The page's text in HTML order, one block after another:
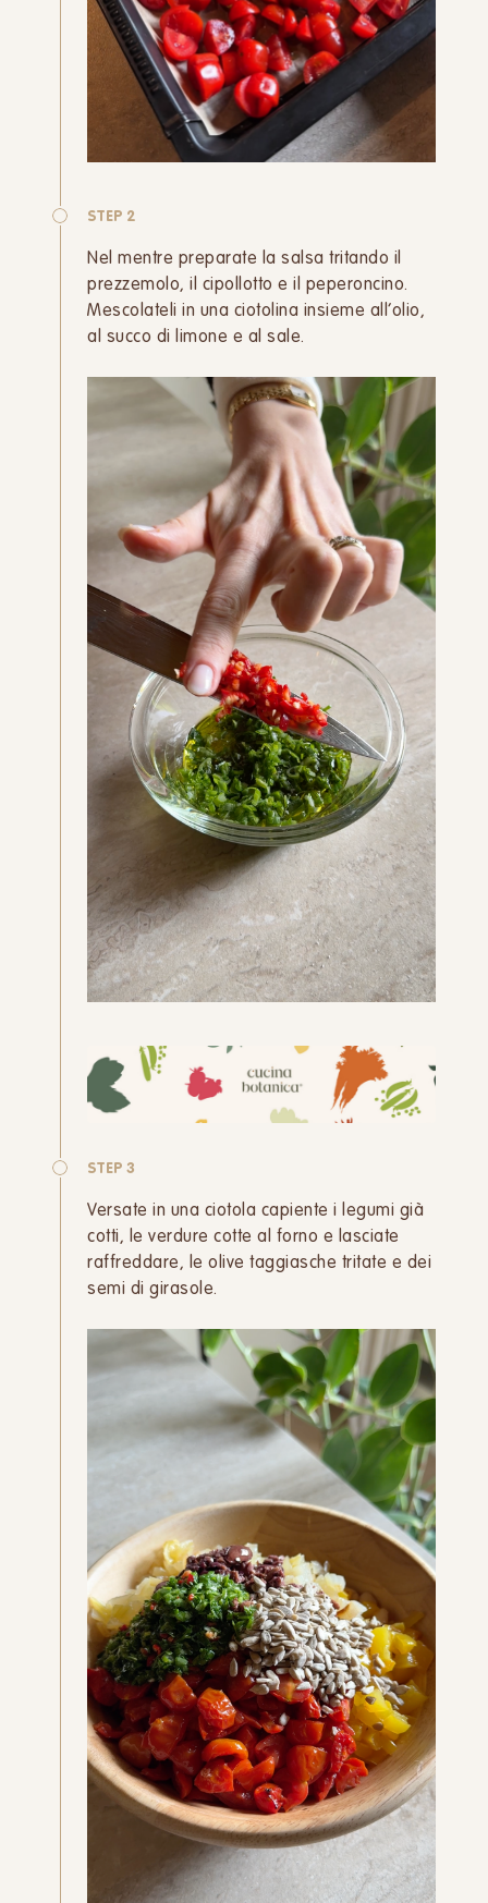
STEP 2
Nel mentre preparate la salsa tritando il
prezzemolo, il cipollotto e il peperoncino.
Mescolateli in una ciotolina insieme all’olio,
al succo di limone e al sale.
STEP 3
Versate in una ciotola capiente i legumi già
cotti, le verdure cotte al forno e lasciate
raffreddare, le olive taggiasche tritate e dei
semi di girasole.